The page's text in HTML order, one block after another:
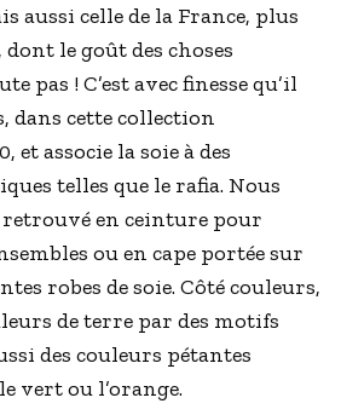
aussi celle de la France, plus
le goût des choses
pas ! C’est avec finesse qu’il
dans cette collection
et associe la soie à des
telles que le rafia. Nous
retrouvé en ceinture pour
ou en cape portée sur
robes de soie. Côté couleurs,
de terre par des motifs
des couleurs pétantes
vert ou l’orange.